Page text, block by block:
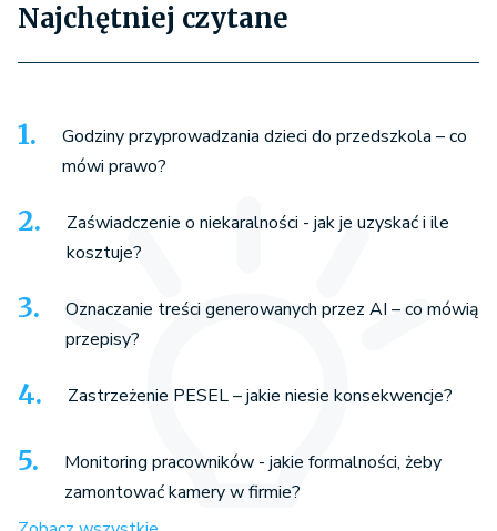
Najchętniej czytane
Godziny przyprowadzania dzieci do przedszkola – co
mówi prawo?
Zaświadczenie o niekaralności - jak je uzyskać i ile
kosztuje?
Oznaczanie treści generowanych przez AI – co mówią
przepisy?
Zastrzeżenie PESEL – jakie niesie konsekwencje?
Monitoring pracowników - jakie formalności, żeby
zamontować kamery w firmie?